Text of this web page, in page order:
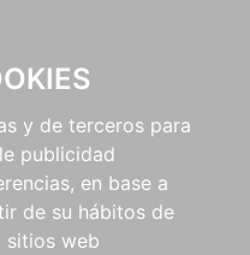
y de terceros para
publicidad
en base a
de su hábitos de
sitios web